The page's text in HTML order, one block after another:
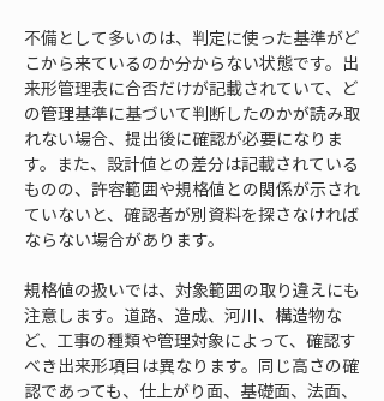
不備として多いのは、判定に使った基準がど
こから来ているのか分からない状態です。出
来形管理表に合否だけが記載されていて、ど
の管理基準に基づいて判断したのかが読み取
れない場合、提出後に確認が必要になりま
す。また、設計値との差分は記載されている
ものの、許容範囲や規格値との関係が示され
ていないと、確認者が別資料を探さなければ
ならない場合があります。
規格値の扱いでは、対象範囲の取り違えにも
注意します。道路、造成、河川、構造物な
ど、工事の種類や管理対象によって、確認す
べき出来形項目は異なります。同じ高さの確
認であっても、仕上がり面、基礎面、法面、